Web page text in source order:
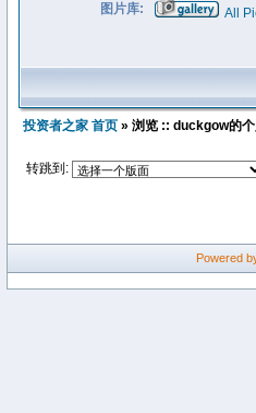
图片库:
All
投资者之家 首页 » 浏览 :: duckgow的
转跳到:
Powered